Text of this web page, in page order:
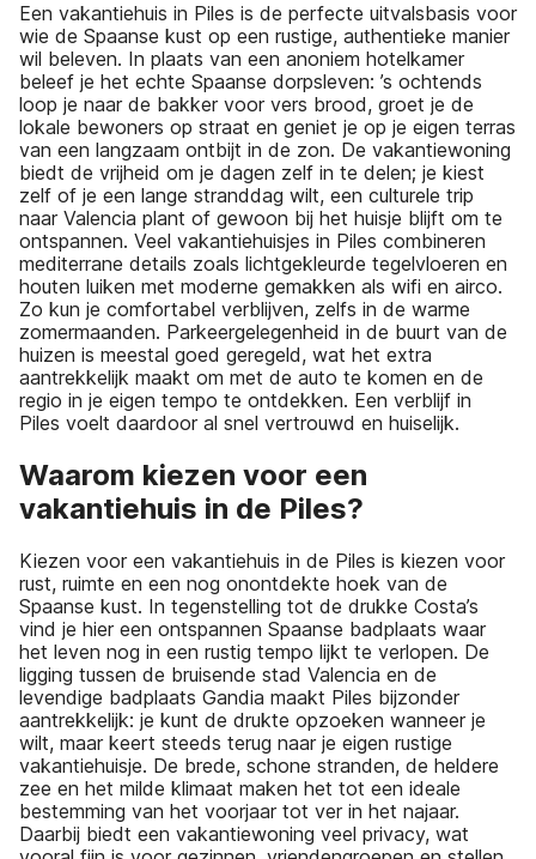
Een vakantiehuis in Piles is de perfecte uitvalsbasis voor
wie de Spaanse kust op een rustige, authentieke manier
wil beleven. In plaats van een anoniem hotelkamer
beleef je het echte Spaanse dorpsleven: ’s ochtends
loop je naar de bakker voor vers brood, groet je de
lokale bewoners op straat en geniet je op je eigen terras
van een langzaam ontbijt in de zon. De vakantiewoning
biedt de vrijheid om je dagen zelf in te delen; je kiest
zelf of je een lange stranddag wilt, een culturele trip
naar Valencia plant of gewoon bij het huisje blijft om te
ontspannen. Veel vakantiehuisjes in Piles combineren
mediterrane details zoals lichtgekleurde tegelvloeren en
houten luiken met moderne gemakken als wifi en airco.
Zo kun je comfortabel verblijven, zelfs in de warme
zomermaanden. Parkeergelegenheid in de buurt van de
huizen is meestal goed geregeld, wat het extra
aantrekkelijk maakt om met de auto te komen en de
regio in je eigen tempo te ontdekken. Een verblijf in
Piles voelt daardoor al snel vertrouwd en huiselijk.
Waarom kiezen voor een
vakantiehuis in de Piles?
Kiezen voor een vakantiehuis in de Piles is kiezen voor
rust, ruimte en een nog onontdekte hoek van de
Spaanse kust. In tegenstelling tot de drukke Costa’s
vind je hier een ontspannen Spaanse badplaats waar
het leven nog in een rustig tempo lijkt te verlopen. De
ligging tussen de bruisende stad Valencia en de
levendige badplaats Gandia maakt Piles bijzonder
aantrekkelijk: je kunt de drukte opzoeken wanneer je
wilt, maar keert steeds terug naar je eigen rustige
vakantiehuisje. De brede, schone stranden, de heldere
zee en het milde klimaat maken het tot een ideale
bestemming van het voorjaar tot ver in het najaar.
Daarbij biedt een vakantiewoning veel privacy, wat